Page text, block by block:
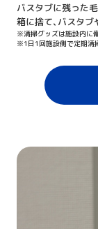
バスタブに残った
箱に捨て、バスタ
※清掃グッズは施設内に
※1日1回施設側で定期清